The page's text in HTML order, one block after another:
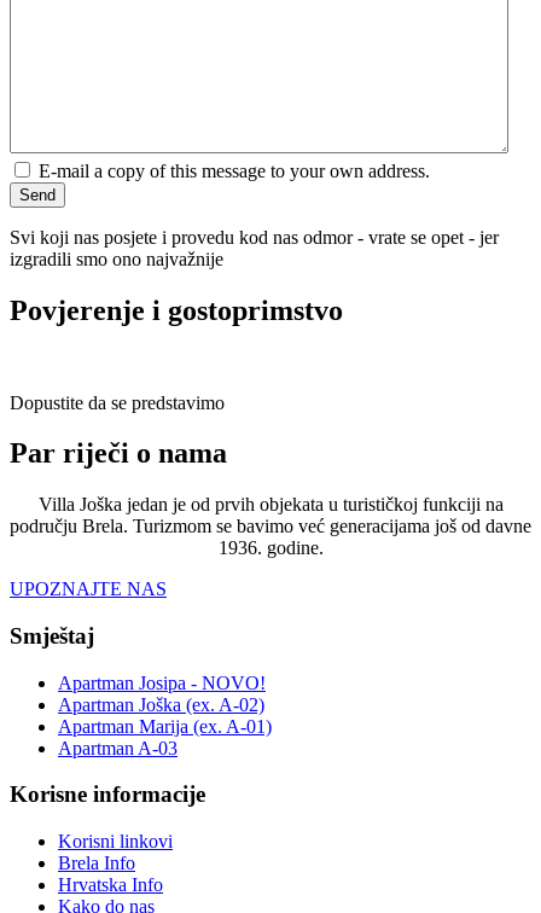
E-mail a copy of this message to your own address.
Send
Svi koji nas posjete i provedu kod nas odmor - vrate se opet - jer
izgradili smo ono najvažnije
Povjerenje i gostoprimstvo
Dopustite da se predstavimo
Par riječi o nama
Villa Joška jedan je od prvih objekata u turističkoj funkciji na
području Brela. Turizmom se bavimo već generacijama još od davne
1936. godine.
UPOZNAJTE NAS
Smještaj
Apartman Josipa - NOVO!
Apartman Joška (ex. A-02)
Apartman Marija (ex. A-01)
Apartman A-03
Korisne informacije
Korisni linkovi
Brela Info
Hrvatska Info
Kako do nas